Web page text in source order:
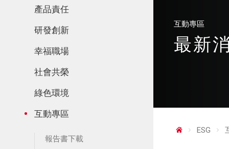
永續策略
永續管理
永續績效
氣候相關財務揭露
公司基本資料
風險管理
法規遵循
推廣永續發展執行情形
公司治理運作情形
經理人資訊
稽核組織
產品責任
永續採購
食品安全
永續產品
研發創新
研發管理
客戶服務
資通安全治理
幸福職場
招募與人權
職業安全
員工福利與環境安全
社會共榮
社會投入理念
深耕鄰里
關懷弱勢
綠色環境
環境管理
能源與溫室氣體管理
互動專區
報告書下載
互動專區
最新
ESG